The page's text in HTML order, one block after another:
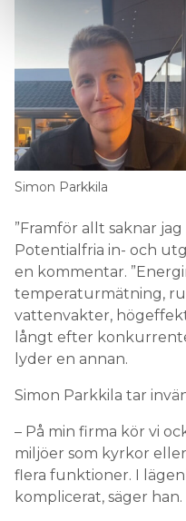
Simon Parkkila
”Framför allt saknar
Potentialfria in- och
en kommentar.
temperaturmätning,
vattenvakter,
långt efter
lyder en annan.
Simon Parkkila tar
– På min firma kör vi
miljöer som kyrkor
flera funktioner. I
komplicerat, säger han.